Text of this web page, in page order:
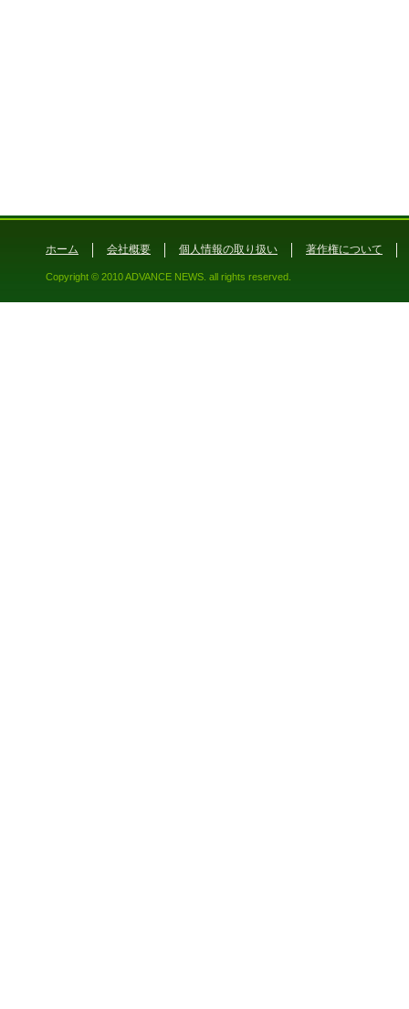
ホーム 会社概要 個人情報の取り扱い 著作権について
Copyright © 2010 ADVANCE NEWS. all rights reserved.